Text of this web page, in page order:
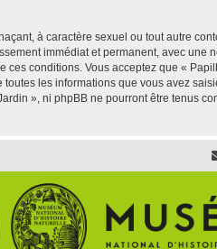
à caractère sexuel ou tout autre
immédiat et permanent, avec une
conditions. Vous acceptez que «
les informations que vous avez
», ni phpBB ne pourront être tenus